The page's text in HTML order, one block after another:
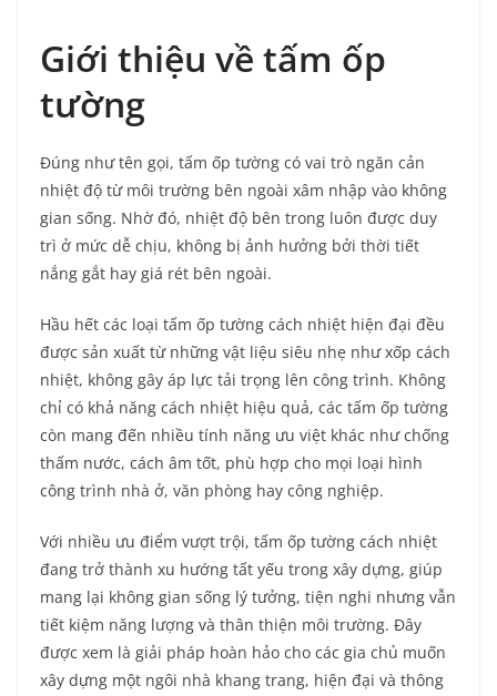
Giới thiệu về tấm ốp
tường
Đúng như tên gọi, tấm ốp tường có vai trò ngăn cản
nhiệt độ từ môi trường bên ngoài xâm nhập vào không
gian sống. Nhờ đó, nhiệt độ bên trong luôn được duy
trì ở mức dễ chịu, không bị ảnh hưởng bởi thời tiết
nắng gắt hay giá rét bên ngoài.
Hầu hết các loại tấm ốp tường cách nhiệt hiện đại đều
được sản xuất từ những vật liệu siêu nhẹ như xốp cách
nhiệt, không gây áp lực tải trọng lên công trình. Không
chỉ có khả năng cách nhiệt hiệu quả, các tấm ốp tường
còn mang đến nhiều tính năng ưu việt khác như chống
thấm nước, cách âm tốt, phù hợp cho mọi loại hình
công trình nhà ở, văn phòng hay công nghiệp.
Với nhiều ưu điểm vượt trội, tấm ốp tường cách nhiệt
đang trở thành xu hướng tất yếu trong xây dựng, giúp
mang lại không gian sống lý tưởng, tiện nghi nhưng vẫn
tiết kiệm năng lượng và thân thiện môi trường. Đây
được xem là giải pháp hoàn hảo cho các gia chủ muốn
xây dựng một ngôi nhà khang trang, hiện đại và thông